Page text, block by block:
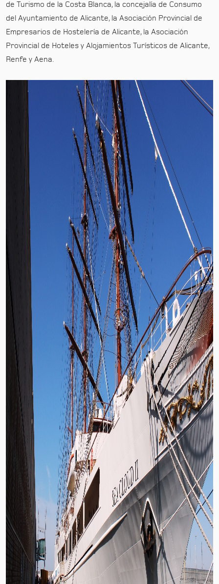
de Turismo de la Costa Blanca, la concejalía de Consumo
del Ayuntamiento de Alicante, la Asociación Provincial de
Empresarios de Hostelería de Alicante, la Asociación
Provincial de Hoteles y Alojamientos Turísticos de Alicante,
Renfe y Aena.